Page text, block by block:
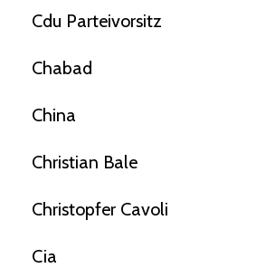
Cdu Parteivorsitz
Chabad
China
Christian Bale
Christopfer Cavoli
Cia